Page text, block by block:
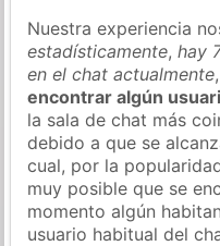
Nuestra experiencia
estadísticamente,hay
en el chat actualmente
encontrar algún
la sala de chat más
debido a que se
cual, por la
muy posible que se
momento algún
usuario habitual del